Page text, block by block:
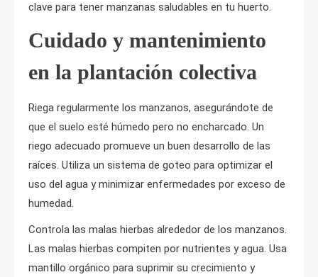
clave para tener manzanas saludables en tu huerto.
Cuidado y mantenimiento
en la plantación colectiva
Riega regularmente los manzanos, asegurándote de
que el suelo esté húmedo pero no encharcado. Un
riego adecuado promueve un buen desarrollo de las
raíces. Utiliza un sistema de goteo para optimizar el
uso del agua y minimizar enfermedades por exceso de
humedad.
Controla las malas hierbas alrededor de los manzanos.
Las malas hierbas compiten por nutrientes y agua. Usa
mantillo orgánico para suprimir su crecimiento y